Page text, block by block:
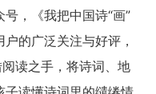
，《我把中国诗“画”
的广泛关注与好评，
读之手，将诗词、地